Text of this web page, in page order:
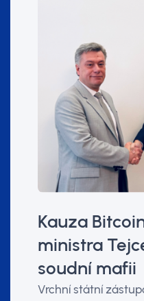
Kauza
ministra
soudní mafii
Vrchní státní